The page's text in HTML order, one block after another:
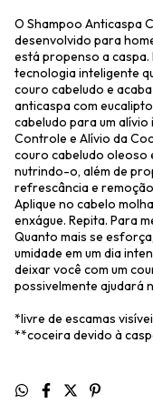
O Shampoo Anticaspa
desenvolvido para
está propenso a
tecnologia inteligente
couro cabeludo e
anticaspa com
cabeludo para um
Controle e Alívio da
couro cabeludo oleoso
nutrindo-o, além de
refrescância e
Aplique no cabelo
enxágue. Repita. Para
Quanto mais se
umidade em um dia
deixar você com um
possivelmente ajudará
*livre de escamas
**coceira devido à